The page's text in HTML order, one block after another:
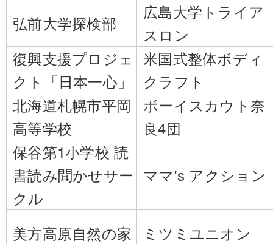
弘前大学探検部
広島大学トライア
スロン
復興支援プロジェ
クト「日本一心」
米国式整体ボディ
クラフト
北海道札幌市平岡
高等学校
ボーイスカウト奈
良4団
保谷第1小学校 読
書読み聞かせサー
クル
ママ's アクション
美方高原自然の家 ミツミユニオン